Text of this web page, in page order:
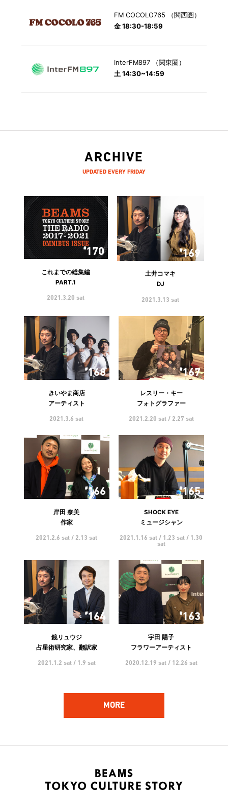
FM COCOLO765 （関西圏）
金 18:30-18:59
InterFM897 （関東圏）
土 14:30~14:59
ARCHIVE
UPDATED EVERY FRIDAY
170
これまでの総集編
PART.1
2021.3.20 sat
169
土井コマキ
DJ
2021.3.13 sat
168
きいやま商店
アーティスト
2021.3.6 sat
167
レスリー・キー
フォトグラファー
2021.2.20 sat / 2.27 sat
166
岸田 奈美
作家
2021.2.6 sat / 2.13 sat
165
SHOCK EYE
ミュージシャン
2021.1.16 sat / 1.23 sat / 1.30
sat
164
鏡リュウジ
占星術研究家、翻訳家
2021.1.2 sat / 1.9 sat
163
宇田 陽子
フラワーアーティスト
2020.12.19 sat / 12.26 sat
2020.12.5 sat / 12.12 sat
MORE